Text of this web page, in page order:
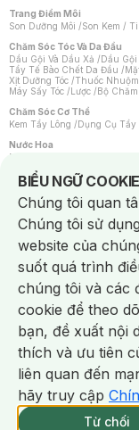
NowFree 2H
337 CN TẠM HẾT
Trang Điểm Môi
Son Dưỡng Môi /Son Kem /
Chăm Sóc Tóc Và Da Đầu
Dầu Gội Và Dầu Xả /Dầu Gội
Tẩy Tế Bào Chết Da Đầu /
Xịt Dưỡng Tóc /Thuốc Nhuộm
Máy Sấy Tóc /Lược /Bộ Chăm
Chăm Sóc Cơ Thể
Kem Tẩy Lông /Dụng Cụ Tẩy
Nước Hoa
Nước Hoa Nữ
Chăm Sóc Cá Nhân
Chống Muỗi /Khẩu Trang /
Sản Phẩm Chăm Sóc Khác /
Hỗ Trợ Trắng Răng/Kem
Tăm / Chỉ Nha Khoa/ Xịt
Khăn Ướt Vệ Sinh Vùng Kín/
Máy Cạo Râu
Vấn Đề Về Da
Da Dầu / Lỗ Chân Lông To/
Da Nhạy Cảm / Kích Ứng
Quầng Thâm & Bọng Mắt /
Dụng Cụ / Phụ Kiện Chăm
Bông Tẩy Trang
Khăn Lau
Dụng Cụ Chăm Sóc Khác
BIỂU NGỮ COOKIE
Notice about
Chúng tôi quan
Chúng tôi sử
website của
suốt quá trình
chúng tôi và các
cookie để theo
bạn, đề xuất nội
thích và ưu tiên
liên quan đến
hãy truy cập
Từ chối